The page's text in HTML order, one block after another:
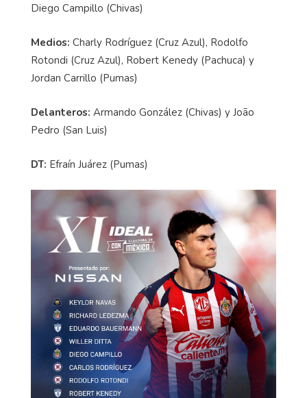
Diego Campillo (Chivas)
Medios: Charly Rodríguez (Cruz Azul), Rodolfo
Rotondi (Cruz Azul), Robert Kenedy (Pachuca) y
Jordan Carrillo (Pumas)
Delanteros: Armando González (Chivas) y João
Pedro (San Luis)
DT: Efraín Juárez (Pumas)